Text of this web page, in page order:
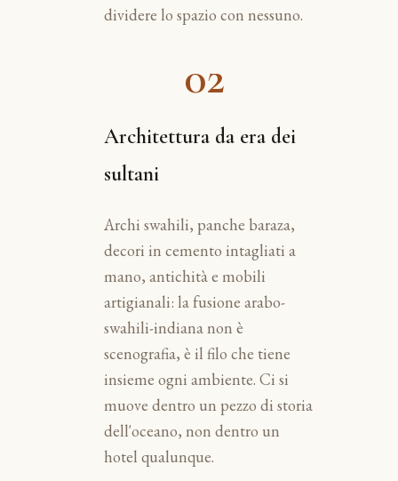
dividere lo spazio con nessuno.
02
Architettura da era dei
sultani
Archi swahili, panche baraza,
decori in cemento intagliati a
mano, antichità e mobili
artigianali: la fusione arabo-
swahili-indiana non è
scenografia, è il filo che tiene
insieme ogni ambiente. Ci si
muove dentro un pezzo di storia
dell'oceano, non dentro un
hotel qualunque.